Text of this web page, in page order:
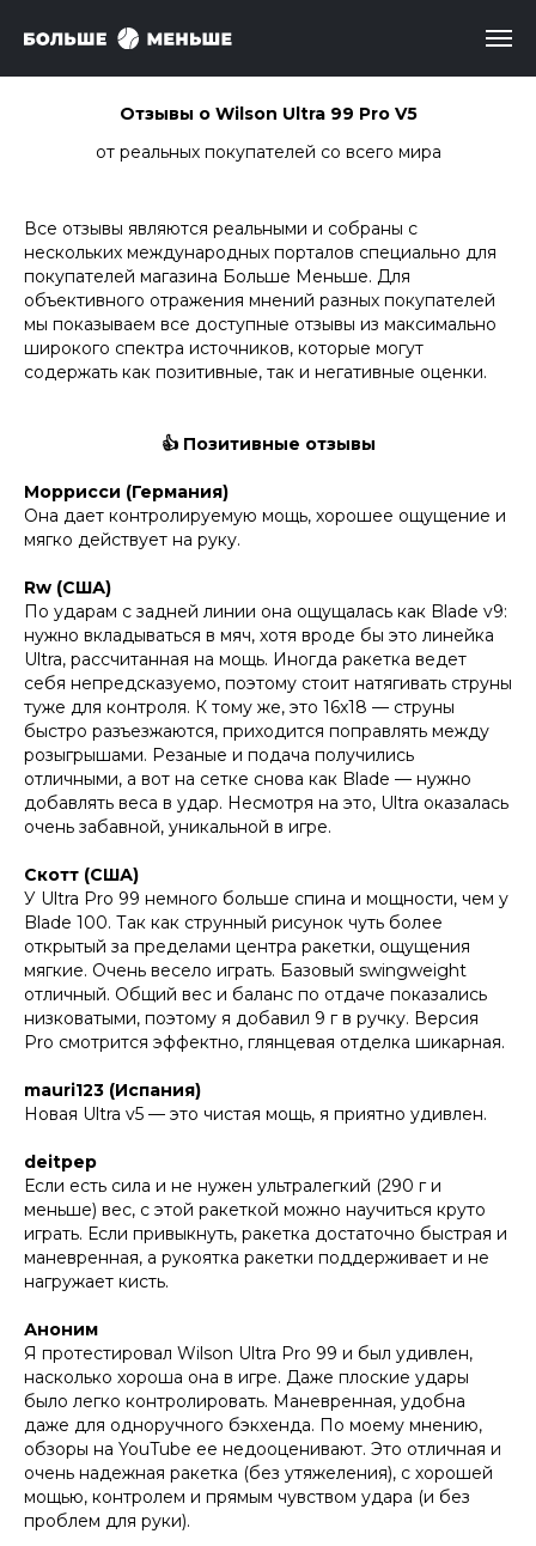
Отзывы о Wilson Ultra 99 Pro V5
от реальных покупателей со всего мира
Все отзывы являются реальными и собраны с
нескольких международных порталов специально для
покупателей магазина Больше Меньше. Для
объективного отражения мнений разных покупателей
мы показываем все доступные отзывы из максимально
широкого спектра источников, которые могут
содержать как позитивные, так и негативные оценки.
👍 Позитивные отзывы
Моррисси (Германия)
Она дает контролируемую мощь, хорошее ощущение и
мягко действует на руку.
Rw (США)
По ударам с задней линии она ощущалась как Blade v9:
нужно вкладываться в мяч, хотя вроде бы это линейка
Ultra, рассчитанная на мощь. Иногда ракетка ведет
себя непредсказуемо, поэтому стоит натягивать струны
туже для контроля. К тому же, это 16x18 — струны
быстро разъезжаются, приходится поправлять между
розыгрышами. Резаные и подача получились
отличными, а вот на сетке снова как Blade — нужно
добавлять веса в удар. Несмотря на это, Ultra оказалась
очень забавной, уникальной в игре.
Скотт (США)
У Ultra Pro 99 немного больше спина и мощности, чем у
Blade 100. Так как струнный рисунок чуть более
открытый за пределами центра ракетки, ощущения
мягкие. Очень весело играть. Базовый swingweight
отличный. Общий вес и баланс по отдаче показались
низковатыми, поэтому я добавил 9 г в ручку. Версия
Pro смотрится эффектно, глянцевая отделка шикарная.
mauri123 (Испания)
Новая Ultra v5 — это чистая мощь, я приятно удивлен.
deitpep
Если есть сила и не нужен ультралегкий (290 г и
меньше) вес, с этой ракеткой можно научиться круто
играть. Если привыкнуть, ракетка достаточно быстрая и
маневренная, а рукоятка ракетки поддерживает и не
нагружает кисть.
Аноним
Я протестировал Wilson Ultra Pro 99 и был удивлен,
насколько хороша она в игре. Даже плоские удары
было легко контролировать. Маневренная, удобна
даже для одноручного бэкхенда. По моему мнению,
обзоры на YouTube ее недооценивают. Это отличная и
очень надежная ракетка (без утяжеления), с хорошей
мощью, контролем и прямым чувством удара (и без
проблем для руки).